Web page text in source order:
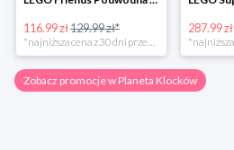
116.99 zł129.99 zł*
*najniższa cena z 30 dni przed obniżką
287.99 zł
Zobacz promocje w Planeta Klocków